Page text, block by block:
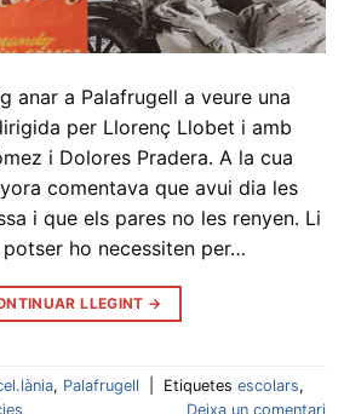
anar a Palafrugell a veure una
per Llorenç Llobet i amb
i Dolores Pradera. A la cua
comentava que avui dia les
i que els pares no les renyen. Li
ho necessiten per…
LLEGINT →
, Palafrugell Etiquetes escolars,
Deixa un comentari